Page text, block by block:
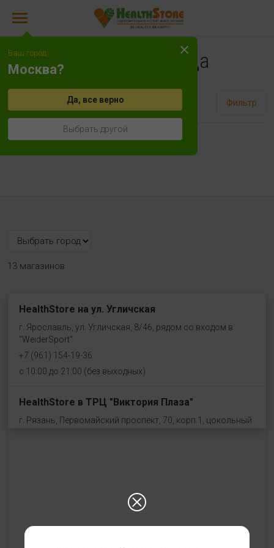
Каскара Саграда
Сортировать Фильтр
13 магазинов
HealthStore на ул. Угличская
г. Ярославль, ул. Угличская, 8/46, рядом со входом в
"WeiderSport"
+7 (961) 154-19-36
с 10:00 до 21:00 (без выходных)
HealthStore в ТРЦ "Виктория Плаза"
г. Рязань, Первомайский проспект, 70, корп.1, цокольный
HealthStore в ТРЦ "Ковров-Молл"
г. Ковров, ул. Лопатина 7а, второй этаж, слева от
магазина "СпортМастер"
Ваш город:
Москва?
Да, все верно
Выбрать другой